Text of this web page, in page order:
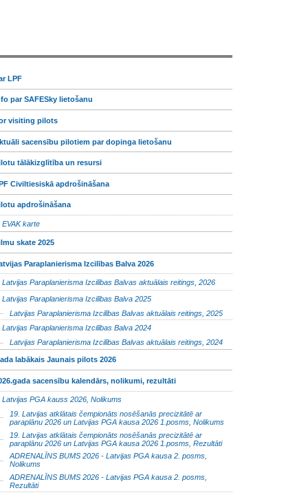
LPF
par SAFESky lietošanu
visiting pilots
sacensību pilotiem par dopinga lietošanu
tālākizglītība un resursi
Civiltiesiskā apdrošināšana
apdrošināšana
EVAK karte
skate 2025
Paraplanierisma Izcilības Balva 2026
Latvijas Paraplanierisma Izcilības Balvas aktuālais reitings, 2026
Latvijas Paraplanierisma Izcilības Balva 2025
Latvijas Paraplanierisma Izcilības Balvas aktuālais reitings, 2025
Latvijas Paraplanierisma Izcilības Balva 2024
Latvijas Paraplanierisma Izcilības Balvas aktuālais reitings, 2024
labākais Jaunais pilots 2026
sacensību kalendārs, nolikumi, rezultāti
Latvijas PGA kauss 2026, Nolikums
19. Latvijas atklātais čempionāts nosēšanās precizitātē ar
paraplānu 2026 un Latvijas PGA kausa 2026 1.posms, Nolikums
19. Latvijas atklātais čempionāts nosēšanās precizitātē ar
paraplānu 2026 un Latvijas PGA kausa 2026 1.posms, Rezultāti
ADRENALĪNS BUMS 2026 - Latvijas PGA kausa 2. posms,
Nolikums
ADRENALĪNS BUMS 2026 - Latvijas PGA kausa 2. posms,
Rezultāti